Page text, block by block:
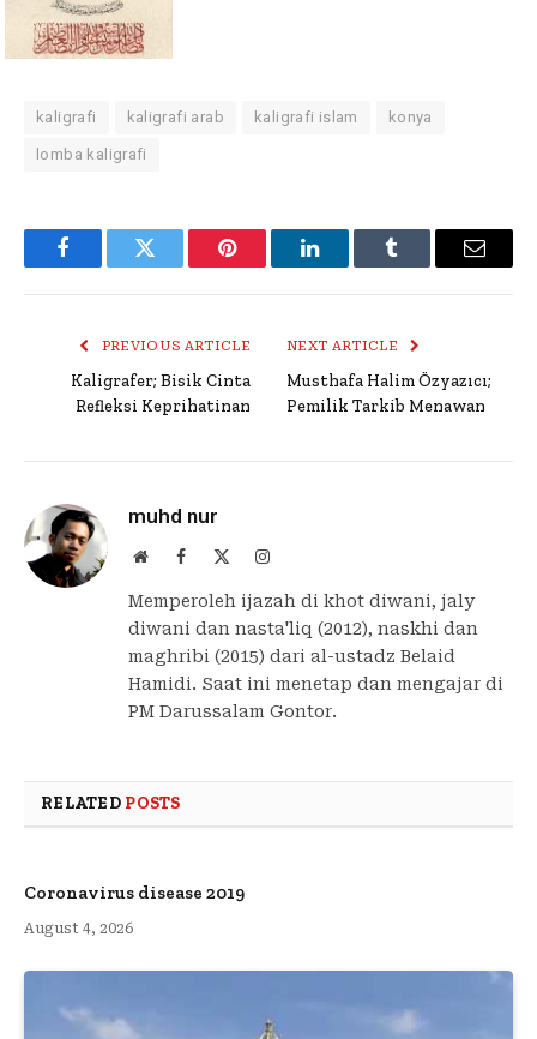
kaligrafi kaligrafi arab kaligrafi islam konya
lomba kaligrafi
FacebookTwitter Pinterest LinkedInTumblr Email
PREVIOUS ARTICLE
Kaligrafer; Bisik Cinta
Refleksi Keprihatinan
NEXT ARTICLE
Musthafa Halim Özyazıcı;
Pemilik Tarkib Menawan
muhd nur
WebsiteFacebook Instagram
Memperoleh ijazah di khot diwani, jaly
diwani dan nasta'liq (2012), naskhi dan
maghribi (2015) dari al-ustadz Belaid
Hamidi. Saat ini menetap dan mengajar di
PM Darussalam Gontor.
RELATED POSTS
Coronavirus disease 2019
August 4, 2026